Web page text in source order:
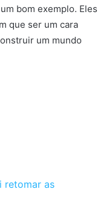
bom exemplo. Eles
que ser um cara
um mundo
retomar as